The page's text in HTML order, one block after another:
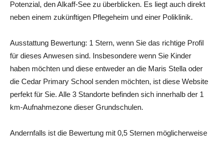
Potenzial, den Alkaff-See zu überblicken. Es liegt auch direkt
neben einem zukünftigen Pflegeheim und einer Poliklinik.
Ausstattung Bewertung: 1 Stern, wenn Sie das richtige Profil
für dieses Anwesen sind. Insbesondere wenn Sie Kinder
haben möchten und diese entweder an die Maris Stella oder
die Cedar Primary School senden möchten, ist diese Website
perfekt für Sie. Alle 3 Standorte befinden sich innerhalb der 1
km-Aufnahmezone dieser Grundschulen.
Andernfalls ist die Bewertung mit 0,5 Sternen möglicherweise